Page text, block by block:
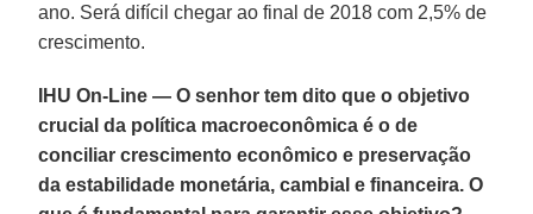
ano. Será difícil chegar ao final de 2018 com 2,5% de
crescimento.
IHU On-Line — O senhor tem dito que o objetivo
crucial da política macroeconômica é o de
conciliar crescimento econômico e preservação
da estabilidade monetária, cambial e financeira. O